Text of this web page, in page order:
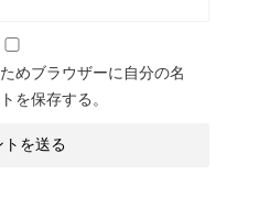
めブラウザーに自分の名
を保存する。